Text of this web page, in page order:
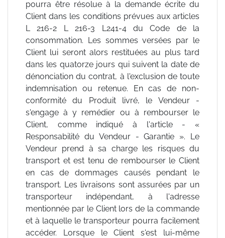
pourra être résolue à la demande écrite du
Client dans les conditions prévues aux articles
L 216-2 L 216-3 L241-4 du Code de la
consommation. Les sommes versées par le
Client lui seront alors restituées au plus tard
dans les quatorze jours qui suivent la date de
dénonciation du contrat, à l'exclusion de toute
indemnisation ou retenue. En cas de non-
conformité du Produit livré, le Vendeur -
s'engage à y remédier ou à rembourser le
Client, comme indiqué à l'article - «
Responsabilité du Vendeur - Garantie ». Le
Vendeur prend à sa charge les risques du
transport et est tenu de rembourser le Client
en cas de dommages causés pendant le
transport. Les livraisons sont assurées par un
transporteur indépendant, à l'adresse
mentionnée par le Client lors de la commande
et à laquelle le transporteur pourra facilement
accéder. Lorsque le Client s'est lui-même